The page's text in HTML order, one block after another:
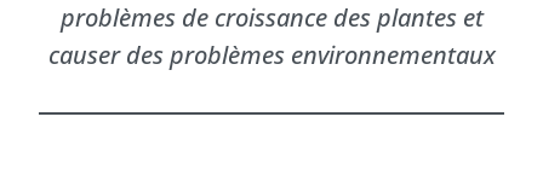
problèmes de croissance des plantes et
causer des problèmes environnementaux